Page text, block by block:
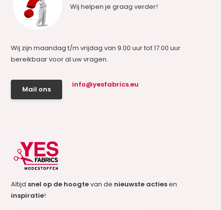
Wij helpen je graag verder!
Wij zijn maandag t/m vrijdag van 9.00 uur tot 17.00 uur
bereikbaar voor al uw vragen.
Mail ons
info@yesfabrics.eu
Altijd snel op de hoogtevan de nieuwste actiesen
inspiratie!